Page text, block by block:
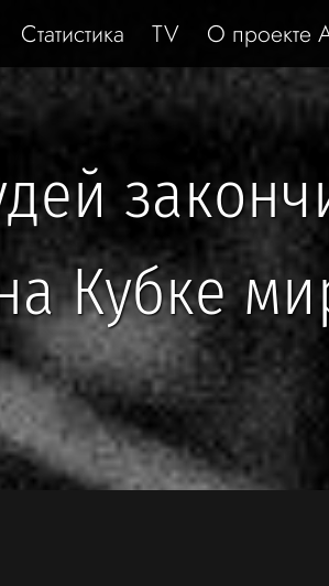
Статистика TV О проекте
Кубке